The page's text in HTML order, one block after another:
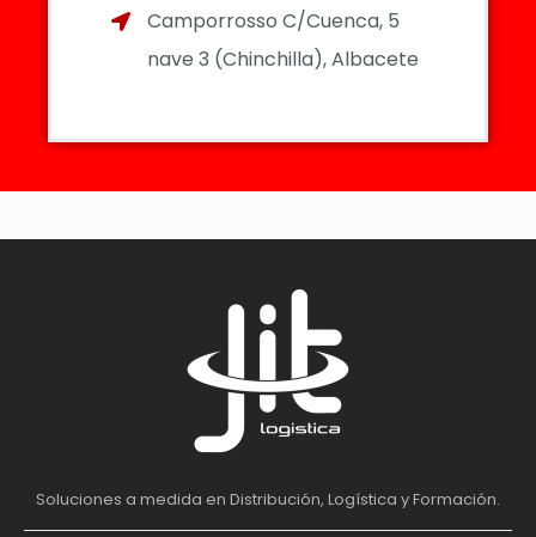
Camporrosso C/Cuenca, 5
nave 3 (Chinchilla), Albacete
Soluciones a medida en Distribución, Logística y Formación.